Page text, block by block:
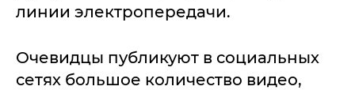
линии электропередачи.
Очевидцы публикуют в социальных
сетях большое количество видео,